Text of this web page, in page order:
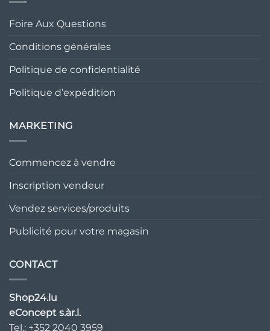
Foire Aux Questions
Conditions générales
Politique de confidentialité
Politique d’expédition
MARKETING
Commencez à vendre
Inscription vendeur
Vendez services/produits
Publicité pour votre magasin
CONTACT
Shop24.lu
eConcept s.àr.l.
Tel.: +352 2040 3959